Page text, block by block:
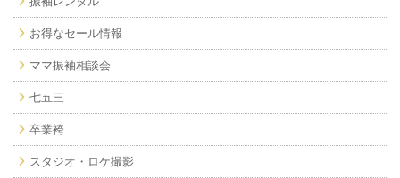
お得なセール情報
ママ振袖相談会
七五三
卒業袴
スタジオ・ロケ撮影